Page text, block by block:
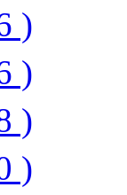
)
)
)
)